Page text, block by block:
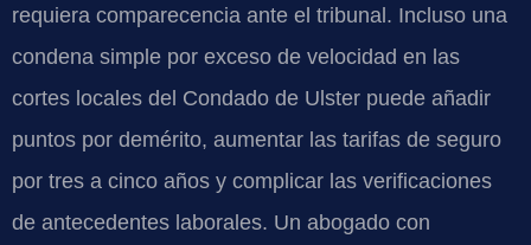
requiera comparecencia ante el tribunal. Incluso una
condena simple por exceso de velocidad en las
cortes locales del Condado de Ulster puede añadir
puntos por demérito, aumentar las tarifas de seguro
por tres a cinco años y complicar las verificaciones
de antecedentes laborales. Un abogado con